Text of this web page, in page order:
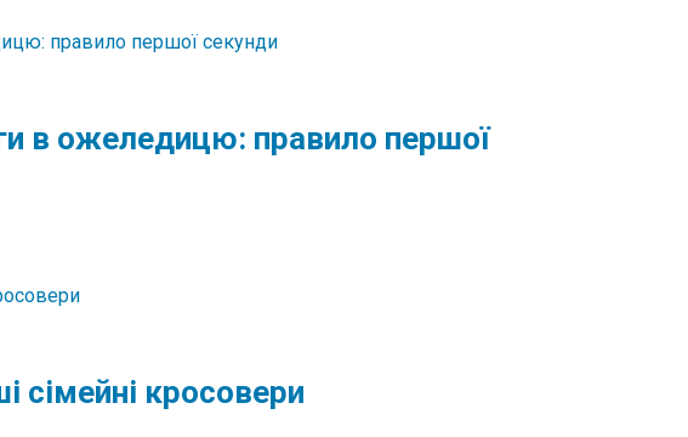
в ожеледицю: правило першої
сімейні кросовери